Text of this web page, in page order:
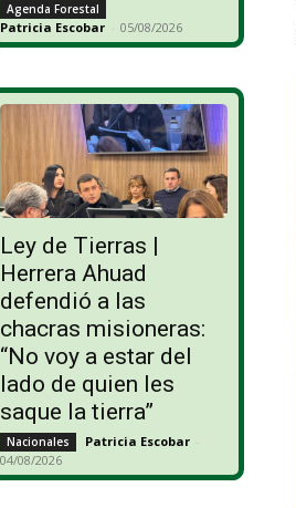
Agenda Forestal
Patricia Escobar - 05/08/2026
Ley de Tierras |
Herrera Ahuad
defendió a las
chacras misioneras:
“No voy a estar del
lado de quien les
saque la tierra”
Nacionales Patricia Escobar -
04/08/2026